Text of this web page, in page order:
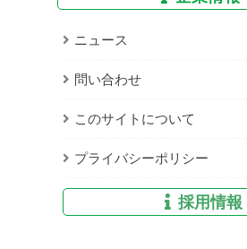
ニュース
問い合わせ
このサイトについて
プライバシーポリシー
採用情報